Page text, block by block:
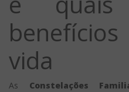
vida
As Constelações